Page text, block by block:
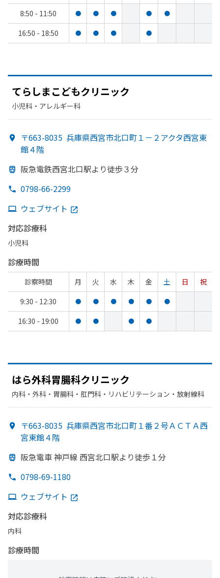
8:50 - 11:50
● ● ● ● ●
16:50 - 18:50 ● ● ● ●
てらしまこどもクリニック
小児科・​アレルギー科
〒663-8035 兵庫県西宮市北口町１－２アクタ西宮東
館４階
阪急電鉄西宮北口駅より徒歩３分
0798-66-2299
ウェブサイト
対応診療科
小児科
診療時間
診察時間 月 火 水 木 金 土 日
祝
9:30 - 12:30
● ● ● ● ● ●
16:30 - 19:00 ● ● ● ●
はら外科胃腸科クリニック
内科・​外科・​胃腸科・​肛門科・​リハビリテーション・​放射線科
〒663-8035 兵庫県西宮市北口町１番２号ＡＣＴＡ西
宮東館４階
阪急電車 神戸線 西宮北口駅より徒歩１分
0798-69-1180
ウェブサイト
対応診療科
内科
診療時間